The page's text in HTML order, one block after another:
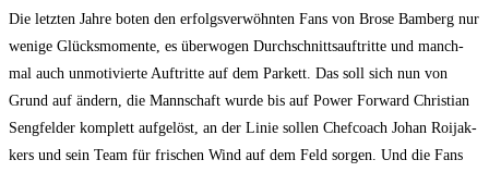
Die letz­ten Jah­re boten den erfolgs­ver­wöhn­ten Fans von Bro­se Bam­berg nur
weni­ge Glücks­mo­men­te, es über­wo­gen Durch­schnitts­auf­trit­te und manch­
mal auch unmo­ti­vier­te Auf­trit­te auf dem Par­kett. Das soll sich nun von
Grund auf ändern, die Mann­schaft wur­de bis auf Power For­ward Chris­ti­an
Seng­fel­der kom­plett auf­ge­löst, an der Linie sol­len Chef­coach Johan Roi­jak­
kers und sein Team für fri­schen Wind auf dem Feld sor­gen. Und die Fans